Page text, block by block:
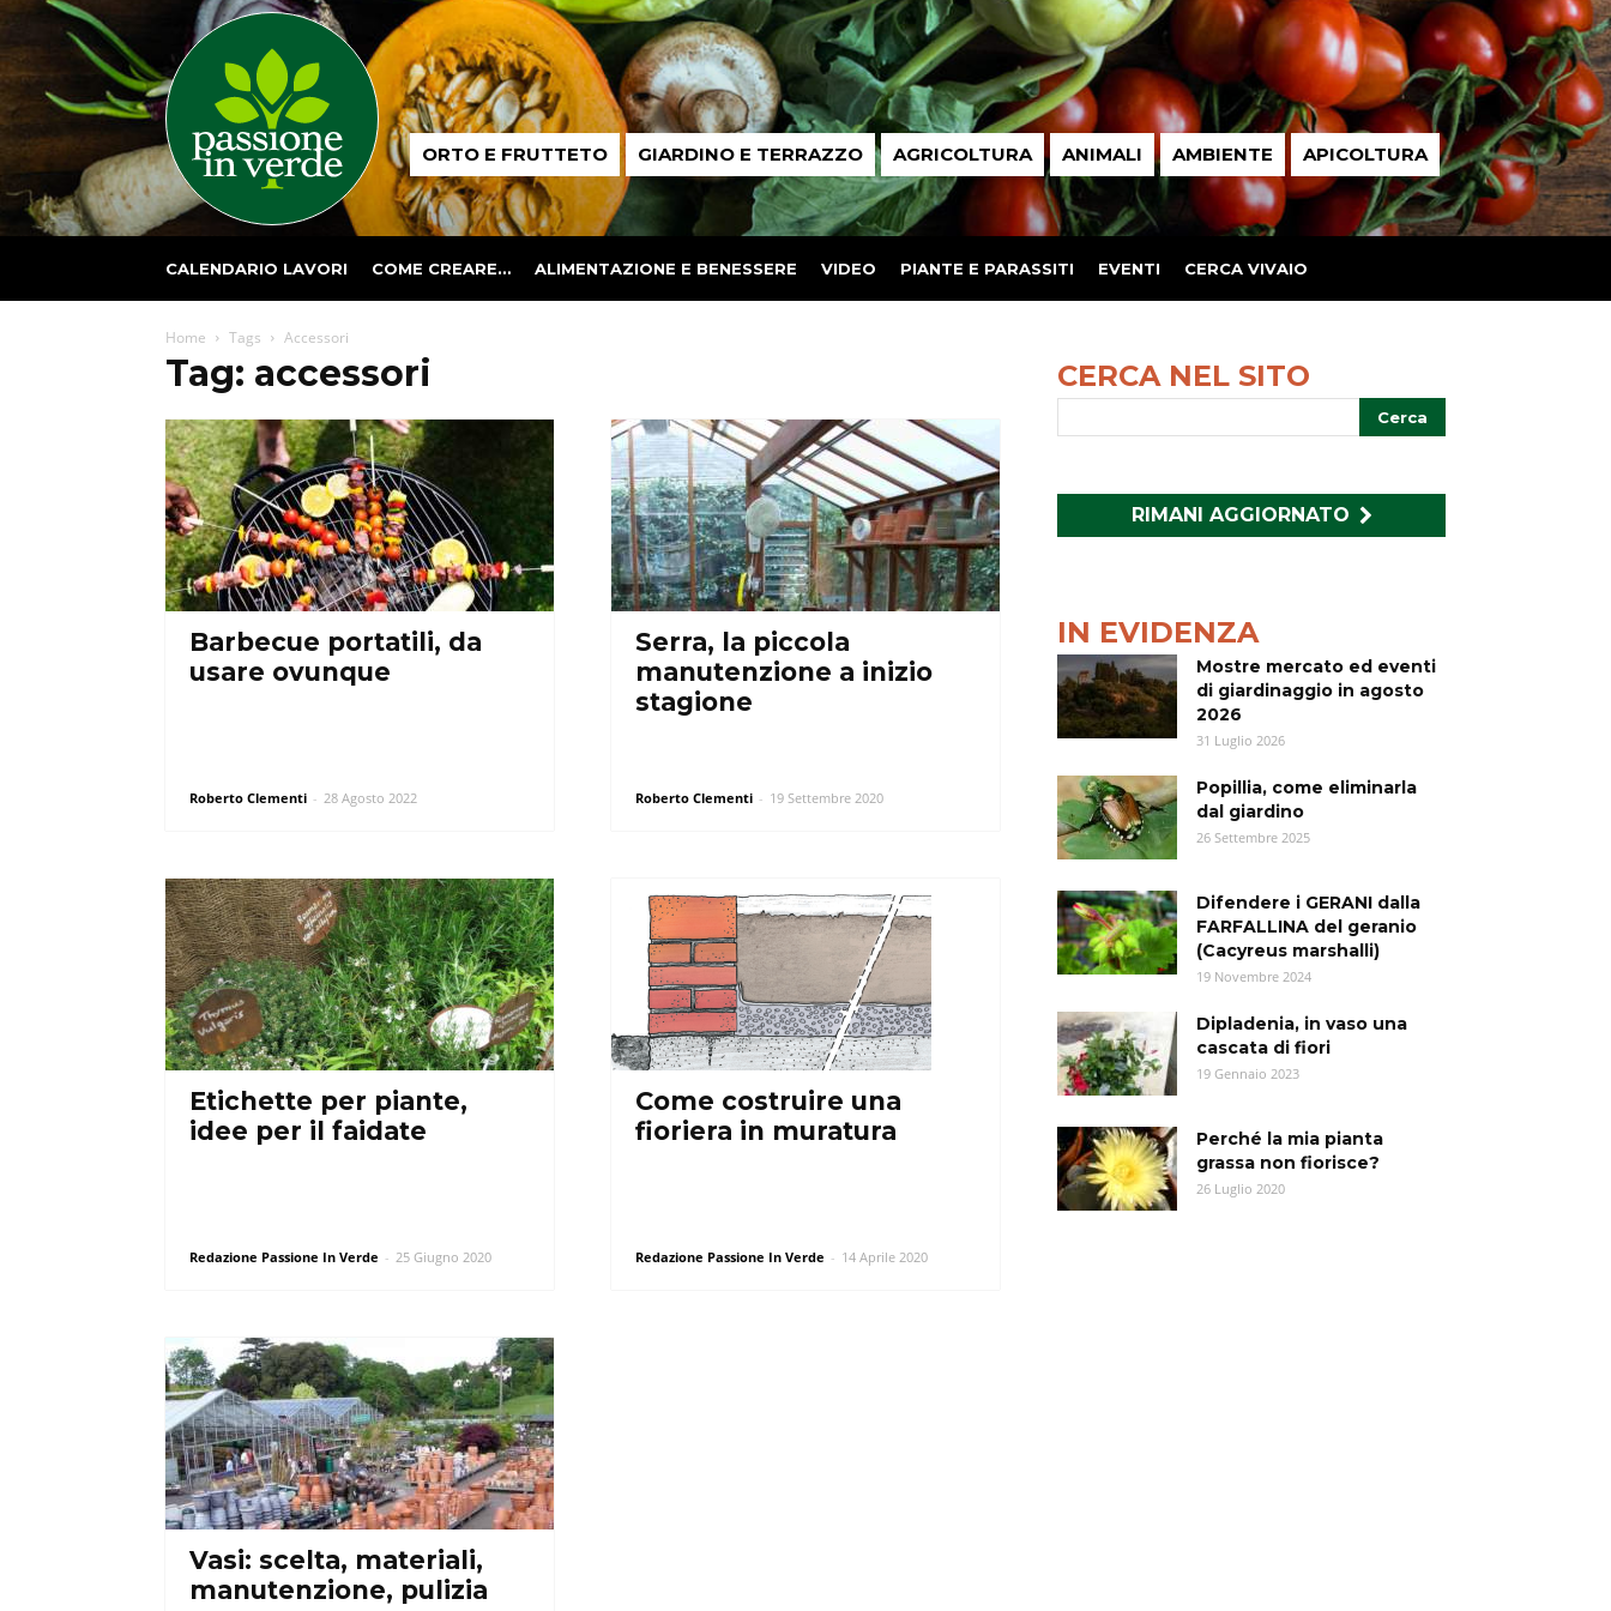
Passione
in ORTO E FRUTTETO GIARDINO E TERRAZZO AGRICOLTURA ANIMALI AMBIENTE APICOLTURA
CALENDARIO LAVORI COME CREARE… ALIMENTAZIONE E BENESSERE VIDEO PIANTE E PARASSITI EVENTI CERCA VIVAIO
Home Tags Accessori
Tag: accessori
Barbecue portatili, da
usare ovunque
Roberto Clementi - 28 Agosto 2022
Serra, la piccola
manutenzione a inizio
stagione
Roberto Clementi - 19 Settembre 2020
Etichette per piante,
idee per il faidate
Redazione Passione In Verde - 25 Giugno 2020
Come costruire una
fioriera in muratura
Redazione Passione In Verde - 14 Aprile 2020
Vasi: scelta, materiali,
manutenzione, pulizia
CERCA NEL SITO
RIMANI AGGIORNATO
IN EVIDENZA
Mostre mercato ed eventi
di giardinaggio in agosto
2026
31 Luglio 2026
Popillia, come eliminarla
dal giardino
26 Settembre 2025
Difendere i GERANI dalla
FARFALLINA del geranio
(Cacyreus marshalli)
19 Novembre 2024
Dipladenia, in vaso una
cascata di fiori
19 Gennaio 2023
Perché la mia pianta
grassa non fiorisce?
26 Luglio 2020